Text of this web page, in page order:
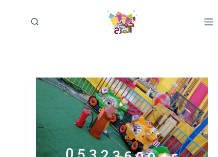
المحتوى